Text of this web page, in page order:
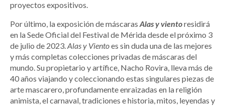
proyectos expositivos.
Por último, la exposición de máscaras Alas y vientoresidirá
en la Sede Oficial del Festival de Mérida desde el próximo 3
de julio de 2023.Alas y Vientoes sin duda una de las mejores
y más completas colecciones privadas de máscaras del
mundo. Su propietario y artífice, Nacho Rovira, lleva más de
40 años viajando y coleccionando estas singulares piezas de
arte mascarero, profundamente enraizadas en la religión
animista, el carnaval, tradiciones e historia, mitos, leyendas y